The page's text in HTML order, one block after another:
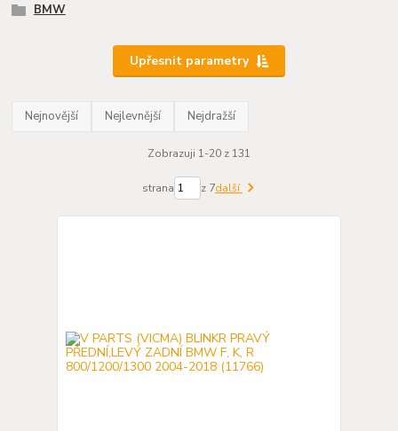
BMW
Upřesnit parametry
Nejnovější Nejlevnější Nejdražší
Zobrazuji 1-20 z 131
strana z 7další